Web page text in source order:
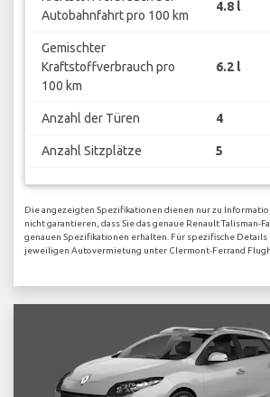
Autobahnfahrt pro 100 km
4.8 l
Gemischter
Kraftstoffverbrauch pro
100 km
6.2 l
Anzahl der Türen 4
Anzahl Sitzplätze 5
Die angezeigten Spezifikationen dienen nur zu
nicht garantieren, dass Sie das genaue Renault Talisman-
genauen Spezifikationen erhalten. Für spezifische Details
jeweiligen Autovermietung unter Clermont-Ferrand